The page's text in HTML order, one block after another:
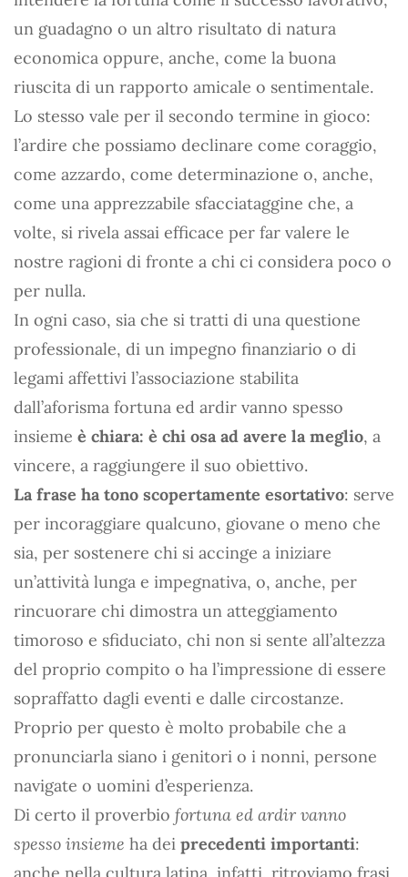
un guadagno o un altro risultato di natura
economica oppure, anche, come la buona
riuscita di un rapporto amicale o sentimentale.
Lo stesso vale per il secondo termine in gioco:
l’ardire che possiamo declinare come coraggio,
come azzardo, come determinazione o, anche,
come una apprezzabile sfacciataggine che, a
volte, si rivela assai efficace per far valere le
nostre ragioni di fronte a chi ci considera poco o
per nulla.
In ogni caso, sia che si tratti di una questione
professionale, di un impegno finanziario o di
legami affettivi l’associazione stabilita
dall’aforisma fortuna ed ardir vanno spesso
insieme è chiara: è chi osa ad avere la meglio, a
vincere, a raggiungere il suo obiettivo.
La frase ha tono scopertamente esortativo: serve
per incoraggiare qualcuno, giovane o meno che
sia, per sostenere chi si accinge a iniziare
un’attività lunga e impegnativa, o, anche, per
rincuorare chi dimostra un atteggiamento
timoroso e sfiduciato, chi non si sente all’altezza
del proprio compito o ha l’impressione di essere
sopraffatto dagli eventi e dalle circostanze.
Proprio per questo è molto probabile che a
pronunciarla siano i genitori o i nonni, persone
navigate o uomini d’esperienza.
Di certo il proverbio fortuna ed ardir vanno
spesso insieme ha dei precedenti importanti:
anche nella cultura latina, infatti, ritroviamo frasi